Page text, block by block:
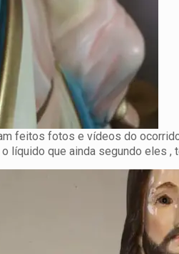
feitos fotos e vídeos do
líquido que ainda segundo eles ,